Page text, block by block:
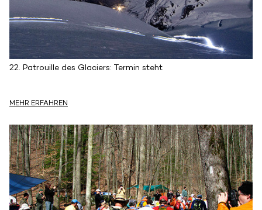
22. Patrouille des Glaciers: Termin steht
MEHR ERFAHREN